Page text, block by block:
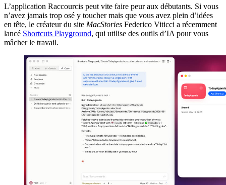
L’application Raccourcis peut vite faire peur aux débutants. Si vous
n’avez jamais trop osé y toucher mais que vous avez plein d’idées
en tête, le créateur du site MacStories Federico Viticci a récemment
lancé Shortcuts Playground, qui utilise des outils d’IA pour vous
mâcher le travail.